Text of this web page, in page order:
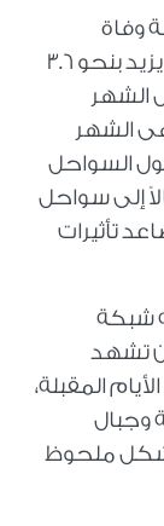
مايو الماضي 101 حالة وفاة
مرتبطة بارتفاع درجات الحرارة، وهو رقم يزيد بنحو 3.6
الشهر
الشهر
السواحل
إلى سواحل
تأثيرات
شبكة
أن تشهد
المقبلة،
وجبال
بشكل ملحوظ